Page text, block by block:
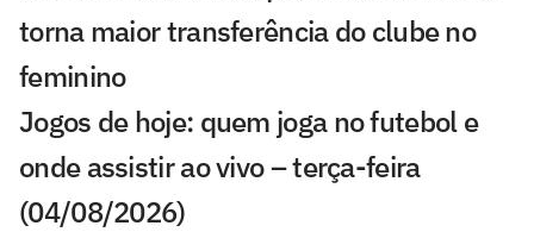
torna maior transferência do clube no
feminino
Jogos de hoje: quem joga no futebol e
onde assistir ao vivo – terça-feira
(04/08/2026)